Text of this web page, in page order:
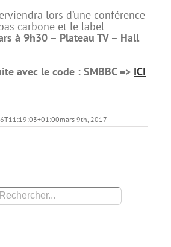
lors d’une conférence
carbone et le label
à 9h30 – Plateau TV – Hall
avec le code : SMBBC => ICI
mars 9th, 2017|